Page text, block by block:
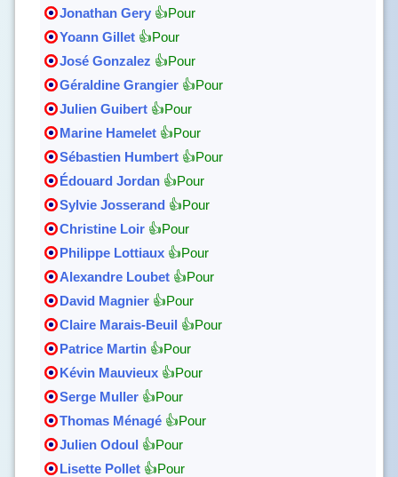
Jonathan Gery 👍Pour
Yoann Gillet 👍Pour
José Gonzalez 👍Pour
Géraldine Grangier 👍Pour
Julien Guibert 👍Pour
Marine Hamelet 👍Pour
Sébastien Humbert 👍Pour
Édouard Jordan 👍Pour
Sylvie Josserand 👍Pour
Christine Loir 👍Pour
Philippe Lottiaux 👍Pour
Alexandre Loubet 👍Pour
David Magnier 👍Pour
Claire Marais-Beuil 👍Pour
Patrice Martin 👍Pour
Kévin Mauvieux 👍Pour
Serge Muller 👍Pour
Thomas Ménagé 👍Pour
Julien Odoul 👍Pour
Lisette Pollet 👍Pour